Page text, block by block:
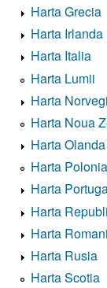
Harta Grecia
Harta Irlanda
Harta Italia
Harta Lumii
Harta
Harta Noua
Harta Olanda
Harta Polonia
Harta
Harta
Harta
Harta Rusia
Harta Scotia